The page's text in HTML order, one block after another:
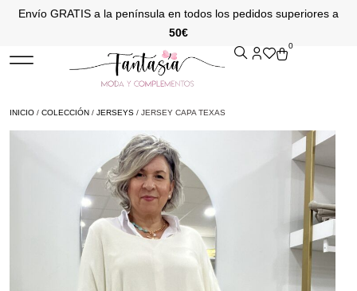
Envío GRATIS a la península en todos los pedidos superiores a
50€
0
INICIO / COLECCIÓN / JERSEYS / JERSEY CAPA TEXAS